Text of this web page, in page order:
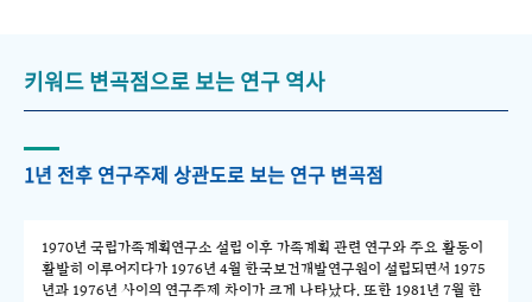
키워드 변곡점으로 보는 연구 역사
1년 전후 연구주제 상관도로 보는 연구 변곡점
1970년 국립가족계획연구소 설립 이후 가족계획 관련 연구와 주요 활동이
활발히 이루어지다가 1976년 4월 한국보건개발연구원이 설립되면서 1975
년과 1976년 사이의 연구주제 차이가 크게 나타났다. 또한 1981년 7월 한